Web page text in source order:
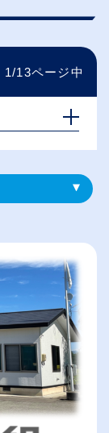
1/13ページ中